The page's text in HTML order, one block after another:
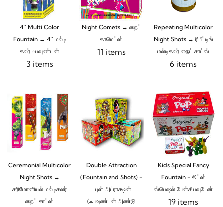
4`` Multi Color
Fountain → 4`` மல்டி
கலர் ஃபவுண்டன்
3 items
Night Comets → நைட்
காமெட்ஸ்
11 items
Repeating Multicolor
Night Shots → ரிபீட்டிங்
மல்டிகலர் நைட் சாட்ஸ்
6 items
Ceremonial Multicolor
Night Shots →
சரிமோனியல் மல்டிகலர்
நைட் சாட்ஸ்
Double Attraction
(Fountain and Shots) -
டபுள் அட்ராக்ஷன்
(ஃபவுண்டன் அண்டு
Kids Special Fancy
Fountain - கிட்ஸ்
ஸ்பெஷல் பேன்சீ பவுடேன்
19 items